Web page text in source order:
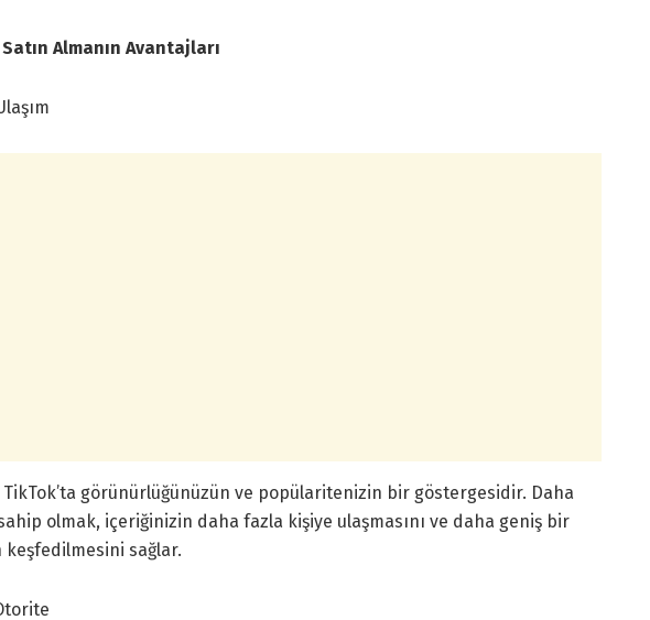
Almanın Avantajları
TikTok’ta görünürlüğünüzün ve popülaritenizin bir göstergesidir. Daha
olmak, içeriğinizin daha fazla kişiye ulaşmasını ve daha geniş bir
keşfedilmesini sağlar.